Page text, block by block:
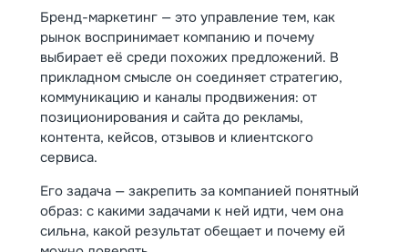
Бренд-маркетинг — это управление тем, как
рынок воспринимает компанию и почему
выбирает её среди похожих предложений. В
прикладном смысле он соединяет стратегию,
коммуникацию и каналы продвижения: от
позиционирования и сайта до рекламы,
контента, кейсов, отзывов и клиентского
сервиса.
Его задача — закрепить за компанией понятный
образ: с какими задачами к ней идти, чем она
сильна, какой результат обещает и почему ей